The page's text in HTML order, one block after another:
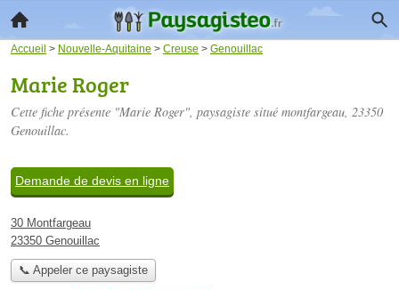
Accueil > Nouvelle-Aquitaine > Creuse > Genouillac
Marie Roger
Cette fiche présente "Marie Roger", paysagiste situé montfargeau, 23350
Genouillac.
Demande de devis en ligne
30 Montfargeau
23350 Genouillac
📞 Appeler ce paysagiste